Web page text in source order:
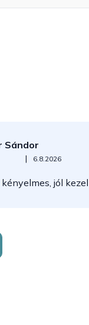
Sándor
értékelése 5-ből 5
| 6.8.2026
jól